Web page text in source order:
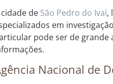
de São Pedro do Ivaí,
em
pode ser de grande
Nacional de